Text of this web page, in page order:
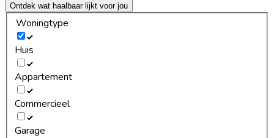
Ontdek wat haalbaar lijkt voor jou
Woningtype
Huis
Appartement
Commercieel
Garage